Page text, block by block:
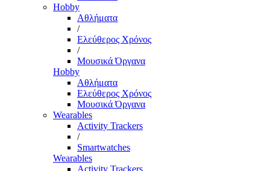
Hobby
Αθλήματα
/
Ελεύθερος Χρόνος
/
Μουσικά Όργανα
Hobby
Αθλήματα
Ελεύθερος Χρόνος
Μουσικά Όργανα
Wearables
Activity Trackers
/
Smartwatches
Wearables
Activity Trackers